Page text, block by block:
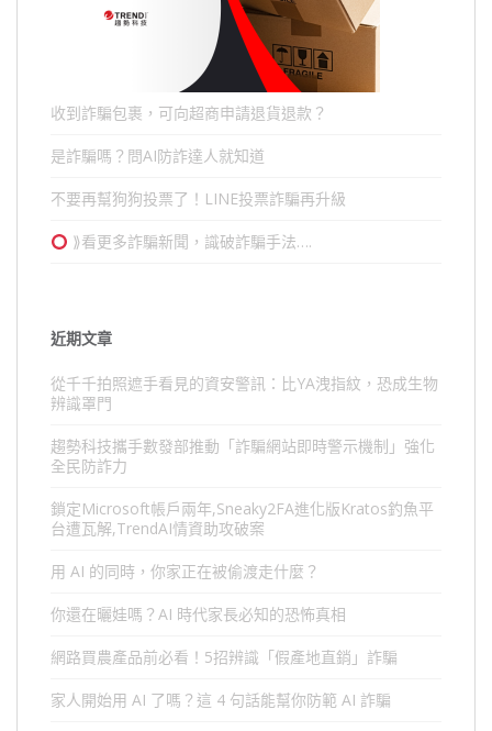
收到詐騙包裹，可向超商申請退貨退款？
是詐騙嗎？問AI防詐達人就知道
不要再幫狗狗投票了！LINE投票詐騙再升級
⟫看更多詐騙新聞，識破詐騙手法….
近期文章
從千千拍照遮手看見的資安警訊：比YA洩指紋，恐成生物
辨識罩門
趨勢科技攜手數發部推動「詐騙網站即時警示機制」強化
全民防詐力
鎖定Microsoft帳戶兩年,Sneaky2FA進化版Kratos釣魚平
台遭瓦解,TrendAI情資助攻破案
用 AI 的同時，你家正在被偷渡走什麼？
你還在曬娃嗎？AI 時代家長必知的恐怖真相
網路買農產品前必看！5招辨識「假產地直銷」詐騙
家人開始用 AI 了嗎？這 4 句話能幫你防範 AI 詐騙